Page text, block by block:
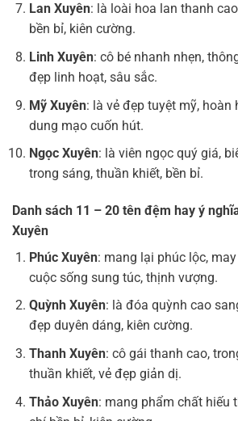
Lan Xuyên: là loài hoa lan thanh
bền bỉ, kiên cường.
Linh Xuyên: cô bé nhanh nhẹn,
đẹp linh hoạt, sâu sắc.
Mỹ Xuyên: là vẻ đẹp tuyệt mỹ, hoàn
dung mạo cuốn hút.
Ngọc Xuyên: là viên ngọc quý giá,
trong sáng, thuần khiết, bền bỉ.
Danh sách 11 – 20 tên đệm hay ý
Xuyên
Phúc Xuyên: mang lại phúc lộc,
cuộc sống sung túc, thịnh vượng.
Quỳnh Xuyên: là đóa quỳnh cao
đẹp duyên dáng, kiên cường.
Thanh Xuyên: cô gái thanh cao,
thuần khiết, vẻ đẹp giản dị.
Thảo Xuyên: mang phẩm chất hiếu